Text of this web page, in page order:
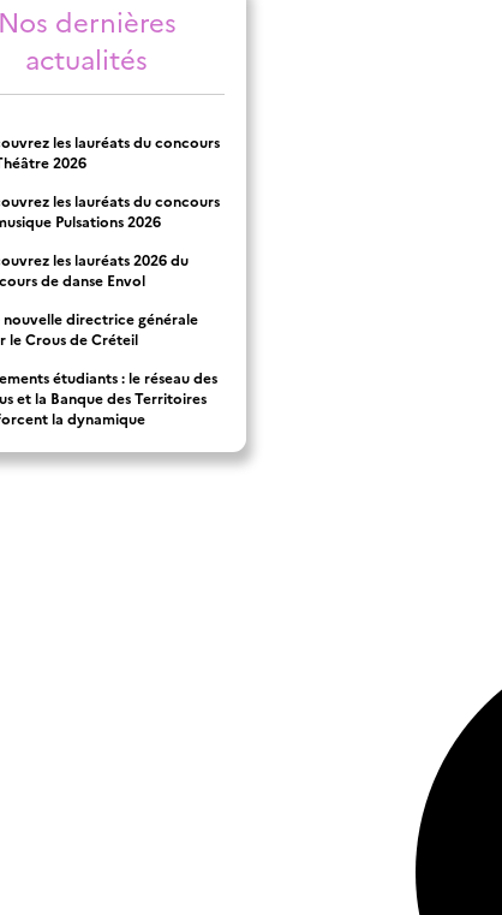
Nos dernières
actualités
les lauréats du concours
2026
les lauréats du concours
Pulsations 2026
les lauréats 2026 du
de danse Envol
nouvelle directrice générale
le Crous de Créteil
étudiants : le réseau des
et la Banque des Territoires
la dynamique